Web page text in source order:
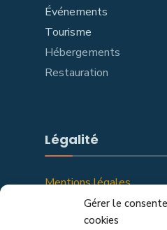
Gérer le
cookies
Événements
Tourisme
Hébergements
Restauration
Légalité
Mentions légales
Politique de